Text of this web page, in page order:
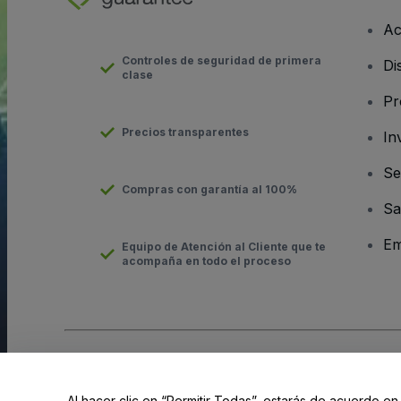
Controles de seguridad de primera
clase
Precios transparentes
Compras con garantía al 100%
Equipo de Atención al Cliente que te
acompaña en todo el proceso